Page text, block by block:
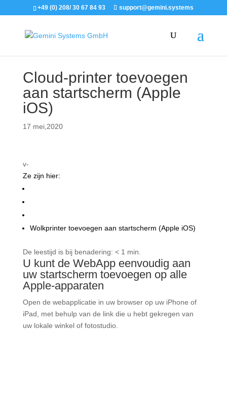
+49 (0) 208/ 30 67 84 93 support@gemini.systems
Cloud-printer toevoegen
aan startscherm (Apple
iOS)
17 mei,2020
v-
Ze zijn hier:
Wolkprinter toevoegen aan startscherm (Apple iOS)
De leestijd is bij benadering: < 1 min.
U kunt de WebApp eenvoudig aan
uw startscherm toevoegen op alle
Apple-apparaten
Open de webapplicatie in uw browser op uw iPhone of
iPad, met behulp van de link die u hebt gekregen van
uw lokale winkel of fotostudio.